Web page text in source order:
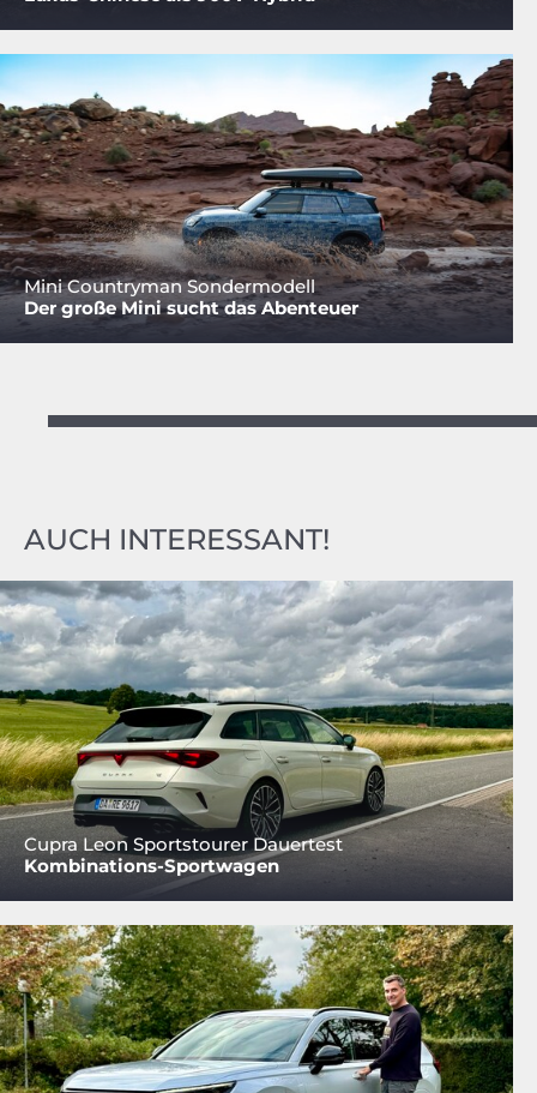
Mini Countryman Sondermodell
Der große Mini sucht das Abenteuer
AUCH INTERESSANT!
Cupra Leon Sportstourer Dauertest
Kombinations-Sportwagen